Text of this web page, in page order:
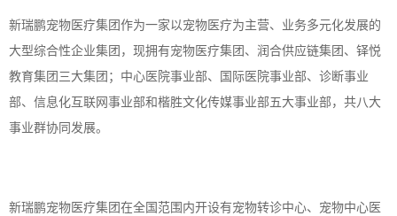
新瑞鹏宠物医疗集团作为一家以宠物医疗为主营、业务多元化发展的
大型综合性企业集团，现拥有宠物医疗集团、润合供应链集团、铎悦
教育集团三大集团；中心医院事业部、国际医院事业部、诊断事业
部、信息化互联网事业部和楷胜文化传媒事业部五大事业部，共八大
事业群协同发展。
新瑞鹏宠物医疗集团在全国范围内开设有宠物转诊中心、宠物中心医